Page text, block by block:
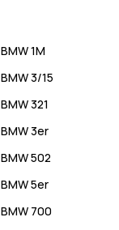
BMW1M
BMW3/15
BMW321
BMW3er
BMW502
BMW5er
BMW 700